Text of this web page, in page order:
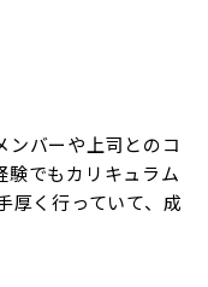
ンバーや上司とのコ
験でもカリキュラム
厚く行っていて、成